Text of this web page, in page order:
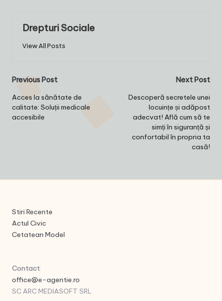
Drepturi Sociale
View All Posts
Post
navigation
Previous Post
Acces la sănătate de
calitate: Soluții medicale
accesibile
Next Post
Descoperă secretele unei
locuințe și adăpost
adecvat! Află cum să te
simți în siguranță și
confortabil în propria ta
casă!
Stiri Recente
Actul Civic
Cetatean Model
Contact:
office@e-agentie.ro
SC ARC MEDIASOFT SRL